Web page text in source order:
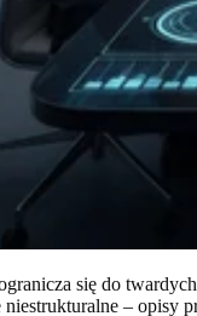
się do
niestrukturalne – opisy